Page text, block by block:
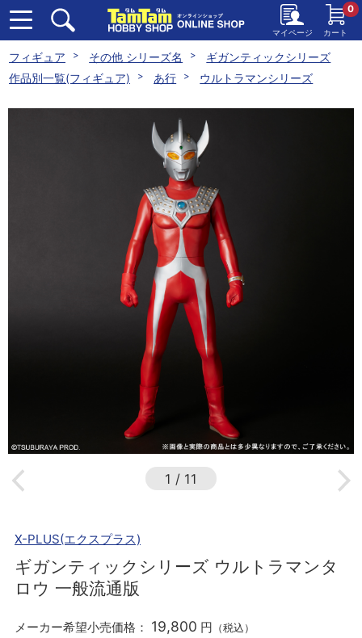
マイページ カート
0
フィギュア その他 シリーズ名
ギガンティックシリーズ
作品別一覧(フィギュア)
あ行 ウルトラマンシリーズ
1 / 11
X-PLUS(エクスプラス)
ギガンティックシリーズ ウルトラマンタ
ロウ 一般流通版
メーカー希望小売価格： 19,800 円 （税込）